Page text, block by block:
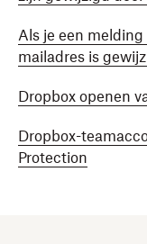
Als je een
mailadres is
Dropbox openen
Dropbox-
Protection